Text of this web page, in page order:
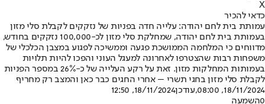
X
כדאי להכיר
עמותת בית לחם יהודה: עלייה חדה בפניות של נזקקים לקבלת סלי מזון
בעמותת בית לחם יהודה, שמחלקת סלי מזון לכ-100,000 נזקקים בחודש,
מדווחים כי המלחמה הממושכת פגעה וממשיכה לפגוע במצבן הכלכלי של
משפחות רבות שהצטרפו לאחרונה למעגל העוני והפכו להיות תלויות
בעמותות המחלקות מזון. זאת על רקע העלייה של כ-26% במספר הפניות
לקבלת סלי מזון בחגי תשרי – אחרי החגים כבר כאן והמצב רק מחריף
18/11/2024, 08:00
,עודכן18/11/2024, 12:50
0השמעה